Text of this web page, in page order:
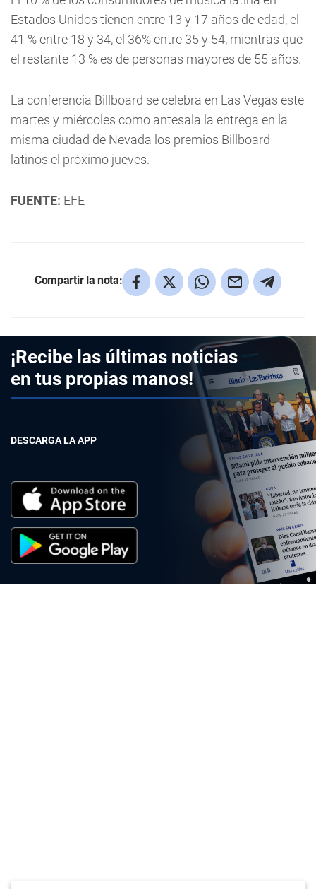
Estados Unidos tienen entre 13 y 17 años de edad, el
41 % entre 18 y 34, el 36% entre 35 y 54, mientras que
el restante 13 % es de personas mayores de 55 años.
La conferencia Billboard se celebra en Las Vegas este
martes y miércoles como antesala la entrega en la
misma ciudad de Nevada los premios Billboard
latinos el próximo jueves.
FUENTE: EFE
Compartir la nota:
¡Recibe las últimas noticias
en tus propias manos!
DESCARGA LA APP